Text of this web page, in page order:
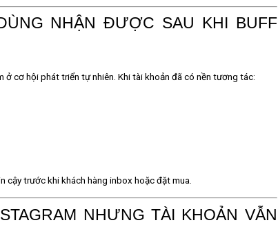
NHẬN ĐƯỢC SAU KHI BUFF
ởcơ hội phát triển tự nhiên . Khi tài khoản đã có nền tương tác:
cậy trước khi khách hàng inbox hoặc đặt mua
NHƯNG TÀI KHOẢN VẪN